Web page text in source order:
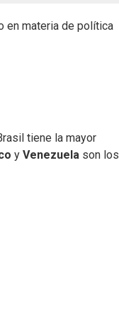
en materia de política
tiene la mayor
y Venezuela son los